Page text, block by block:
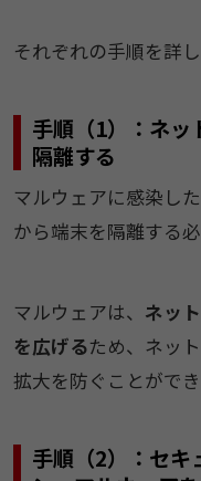
それぞれの手順を詳
手順（1）：ネッ
隔離する
マルウェアに感染し
から端末を隔離する必
マルウェアは、 ネッ
を広げるため、ネッ
拡大を防ぐことができ
手順（2）：セキ